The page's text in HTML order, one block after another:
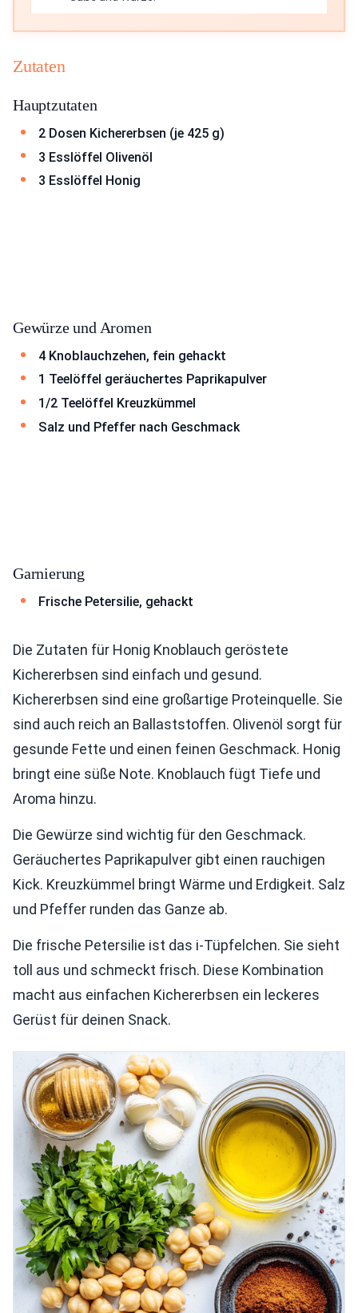
Zutaten
Hauptzutaten
2 Dosen Kichererbsen (je 425 g)
3 Esslöffel Olivenöl
3 Esslöffel Honig
Gewürze und Aromen
4 Knoblauchzehen, fein gehackt
1 Teelöffel geräuchertes Paprikapulver
1/2 Teelöffel Kreuzkümmel
Salz und Pfeffer nach Geschmack
Garnierung
Frische Petersilie, gehackt
Die Zutaten für Honig Knoblauch geröstete
Kichererbsen sind einfach und gesund.
Kichererbsen sind eine großartige Proteinquelle. Sie
sind auch reich an Ballaststoffen. Olivenöl sorgt für
gesunde Fette und einen feinen Geschmack. Honig
bringt eine süße Note. Knoblauch fügt Tiefe und
Aroma hinzu.
Die Gewürze sind wichtig für den Geschmack.
Geräuchertes Paprikapulver gibt einen rauchigen
Kick. Kreuzkümmel bringt Wärme und Erdigkeit. Salz
und Pfeffer runden das Ganze ab.
Die frische Petersilie ist das i-Tüpfelchen. Sie sieht
toll aus und schmeckt frisch. Diese Kombination
macht aus einfachen Kichererbsen ein leckeres
Gerüst für deinen Snack.